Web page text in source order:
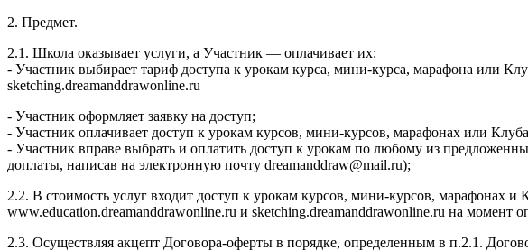
2. Предмет.
2.1. Школа оказывает услуги, а Участник — оплачивает их:
- Участник выбирает тариф доступа к урокам курса, мини-курса, марафона или
sketching.dreamanddrawonline.ru
- Участник оформляет заявку на доступ;
- Участник оплачивает доступ к урокам курсов, мини-курсов, марафонах или
- Участник вправе выбрать и оплатить доступ к урокам по любому из
доплаты, написав на электронную почту dreamanddraw@mail.ru);
2.2. В стоимость услуг входит доступ к урокам курсов, мини-курсов, марафонах
www.education.dreamanddrawonline.ru и sketching.dreamanddrawonline.ru на момент
2.3. Осуществляя акцепт Договора-оферты в порядке, определенным в п.2.1.